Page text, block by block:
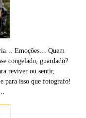
Emoções… Quem
congelado, guardado?
reviver ou sentir,
para isso que fotografo!